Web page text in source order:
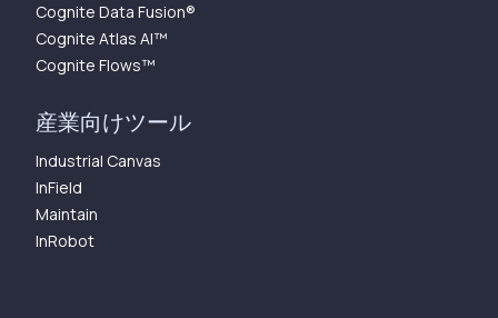
Cognite Data Fusion®
Cognite Atlas AI™︎
Cognite Flows™︎
産業向けツール
Industrial Canvas
InField
Maintain
InRobot